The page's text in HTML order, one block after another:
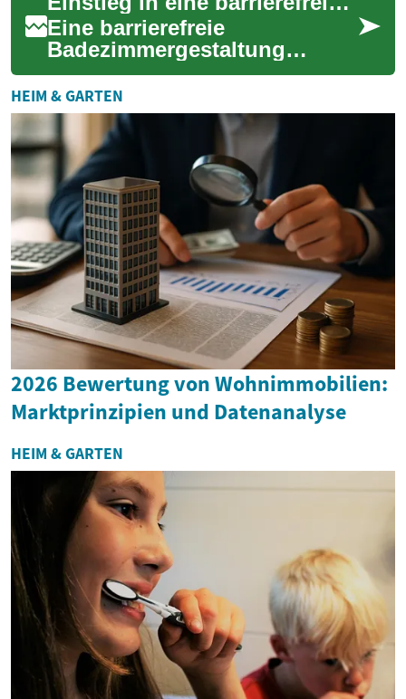
eine praktische und siche...
Eine barrierefreie
Badezimmergestaltung
gewinnt zunehmend an
Bedeutung, insbesondere für
Senioren und Menschen mit
ei...
HEIM & GARTEN
2026 Bewertung von Wohnimmobilien:
Marktprinzipien und Datenanalyse
HEIM & GARTEN